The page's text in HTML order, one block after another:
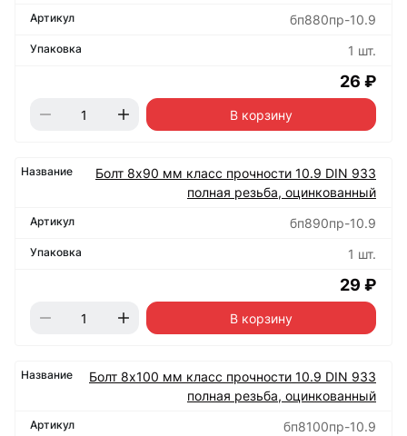
бп880пр-10.9
1 шт.
26 ₽
В корзину
Болт 8х90 мм класс прочности 10.9 DIN 933
полная резьба, оцинкованный
бп890пр-10.9
1 шт.
29 ₽
В корзину
Болт 8х100 мм класс прочности 10.9 DIN 933
полная резьба, оцинкованный
бп8100пр-10.9